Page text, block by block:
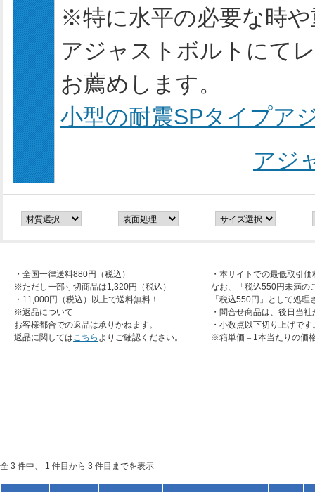
※特に水平の必要な時
アジャストボルトにて
お薦めします。
小型の耐震SPタイプア
アジ
・全国一律送料880円（税込）
※ただし一部寸切商品は1,320円（税込）
・11,000円（税込）以上で送料無料！
※返品について
お客様都合での返品は承りかねます。
返品に関してはこちら よりご確認ください。
・本サイトでの最低取引
なお、「税込550円未満の
「税込550円」として処
・問合せ商品は、後日当
・小数点以下切り上げです
※箱単価＝1本当たりの価
全 3 件中、 1 件目から 3 件目までを表示